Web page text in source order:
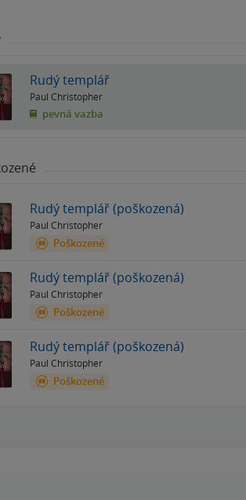
Rudý templář
Paul Christopher
pevná vazba
Rudý templář (poškozená)
Paul Christopher
Poškozené
Rudý templář (poškozená)
Paul Christopher
Poškozené
Rudý templář (poškozená)
Paul Christopher
Poškozené